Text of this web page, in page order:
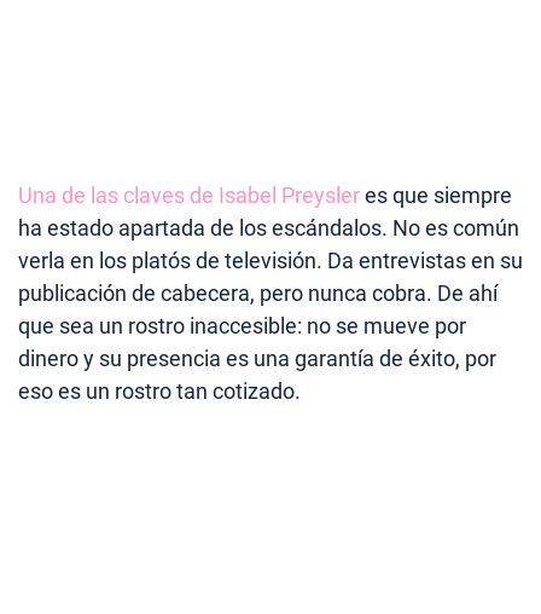
Una de las claves de Isabel Preysleres que siempre
ha estado apartada de los escándalos. No es común
verla en los platós de televisión. Da entrevistas en su
publicación de cabecera, pero nunca cobra. De ahí
que sea un rostro inaccesible: no se mueve por
dinero y su presencia es una garantía de éxito, por
eso es un rostro tan cotizado.